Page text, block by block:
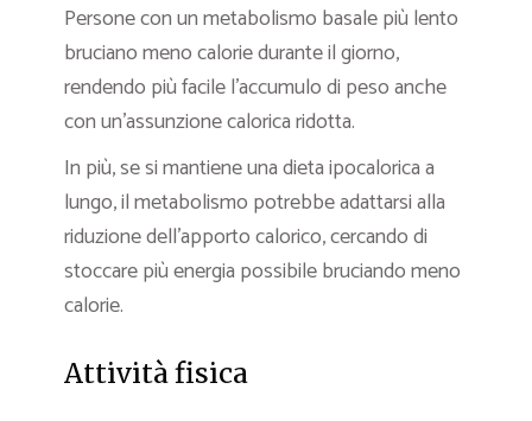
Persone con un metabolismo basale più lento
bruciano meno calorie durante il giorno,
rendendo più facile l’accumulo di peso anche
con un’assunzione calorica ridotta.
In più, se si mantiene una dieta ipocalorica a
lungo, il metabolismo potrebbe adattarsi alla
riduzione dell’apporto calorico, cercando di
stoccare più energia possibile bruciando meno
calorie.
Attività fisica